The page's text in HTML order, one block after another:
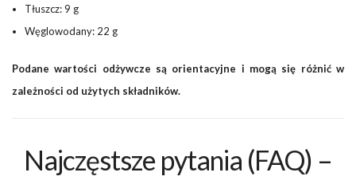
Tłuszcz: 9 g
Węglowodany: 22 g
Podane wartości odżywcze są orientacyjne i mogą się różnić w
zależności od użytych składników.
Najczęstsze pytania (FAQ) –